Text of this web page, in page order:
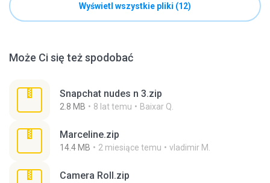
Wyświetl wszystkie pliki (12)
Może Ci się też spodobać
Snapchat nudes n 3.zip
2.8 MB 8 lat temu Baixar Q.
Marceline.zip
14.4 MB 2 miesiące temu vladimir M.
Camera Roll.zip